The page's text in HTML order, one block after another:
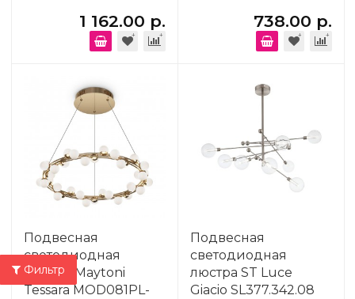
1 162.00 р. 738.00 р.
Подвесная
светодиодная
люстра Maytoni
Tessara MOD081PL-
Подвесная
светодиодная
люстра ST Luce
Giacio SL377.342.08
Фильтр